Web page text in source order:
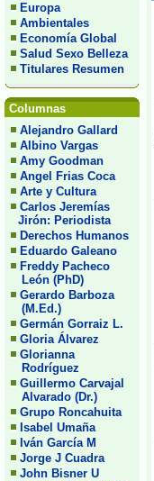
Europa
Ambientales
Economía Global
Salud Sexo Belleza
Titulares Resumen
Columnas
Alejandro Gallard
Albino Vargas
Amy Goodman
Angel Frias Coca
Arte y Cultura
Carlos Jeremías
Jirón: Periodista
Derechos Humanos
Eduardo Galeano
Freddy Pacheco
León (PhD)
Gerardo Barboza
(M.Ed.)
Germán Gorraiz L.
Gloria Álvarez
Glorianna
Rodríguez
Guillermo Carvajal
Alvarado (Dr.)
Grupo Roncahuita
Isabel Umaña
Iván García M
Jorge J Cuadra
John Bisner U